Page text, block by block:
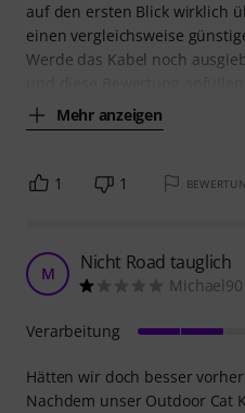
auf den ersten Blick wirklich
einen vergleichsweise
Werde das Kabel noch
Mehr anzeigen
1 1
M Nicht Road tauglich
Hätten wir doch besser
Nachdem unser Outdoor Cat
Verarbeitung